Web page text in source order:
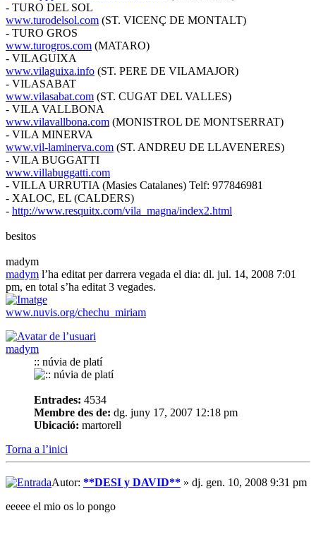
- TURO DEL SOL
www.turodelsol.com (ST. VICENÇ DE MONTALT)
- TURO GROS
www.turogros.com (MATARO)
- VILAGUIXA
www.vilaguixa.info (ST. PERE DE VILAMAJOR)
- VILASABAT
www.vilasabat.com (ST. CUGAT DEL VALLES)
- VILA VALLBONA
www.vilavallbona.com (MONISTROL DE MONTSERRAT)
- VILA MINERVA
www.vil-laminerva.com (ST. ANDREU DE LLAVENERES)
- VILA BUGGATTI
www.villabuggatti.com
- VILLA URRUTIA (Masies Catalanes) Telf: 977846981
- XALOC, EL (CALDERS)
- http://www.resquitx.com/vila_magna/index2.html
besitos
madym
madym l’ha editat per darrera vegada el dia: dl. jul. 14, 2008 7:01
pm, en total s’ha editat 3 vegades.
www.nuvis.org/chechu_miriam
madym
:: núvia de platí
Entrades: 4534
Membre des de: dg. juny 17, 2007 12:18 pm
Ubicació: martorell
Torna a l’inici
Autor: **DESI y DAVID** » dj. gen. 10, 2008 9:31 pm
eeeee el mio os lo pongo